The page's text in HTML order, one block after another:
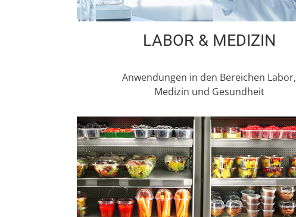
LABOR & MEDIZIN
Anwendungen in den Bereichen Labor,
Medizin und Gesundheit